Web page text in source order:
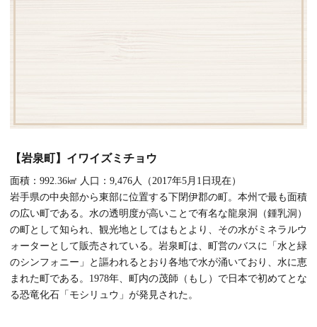
【岩泉町】イワイズミチョウ
面積：992.36㎢ 人口：9,476人（2017年5月1日現在）
岩手県の中央部から東部に位置する下閉伊郡の町。本州で最も面積
の広い町である。水の透明度が高いことで有名な龍泉洞（鍾乳洞）
の町として知られ、観光地としてはもとより、その水がミネラルウ
ォーターとして販売されている。岩泉町は、町営のバスに「水と緑
のシンフォニー」と謳われるとおり各地で水が涌いており、水に恵
まれた町である。1978年、町内の茂師（もし）で日本で初めてとな
る恐竜化石「モシリュウ」が発見された。